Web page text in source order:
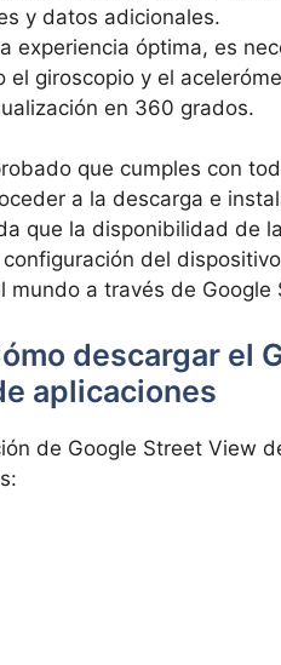
y datos adicionales.
experiencia óptima, es
el giroscopio y el
en 360 grados.
que cumples con
a la descarga e
que la disponibilidad de
del
mundo a través de Google
descargar el
aplicaciones
de Google Street View